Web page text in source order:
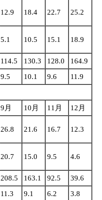
12.9 18.4 22.7 25.2
5.1 10.5 15.1 18.9
114.5 130.3 128.0
164.9
9.5 10.1 9.6 11.9
9月 10月 11月
12月
26.8 21.6 16.7 12.3
20.7 15.0 9.5 4.6
208.5 163.1 92.5
39.6
11.3 9.1 6.2 3.8